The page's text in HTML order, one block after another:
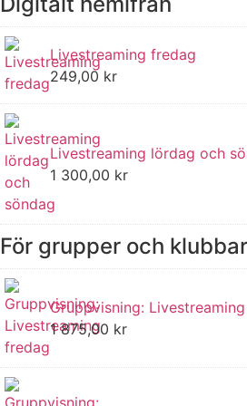
Livestreaming fredag
249,00 kr
Livestreaming lördag och
1 300,00 kr
För grupper och klubbar
Gruppvisning:
1 875,00 kr